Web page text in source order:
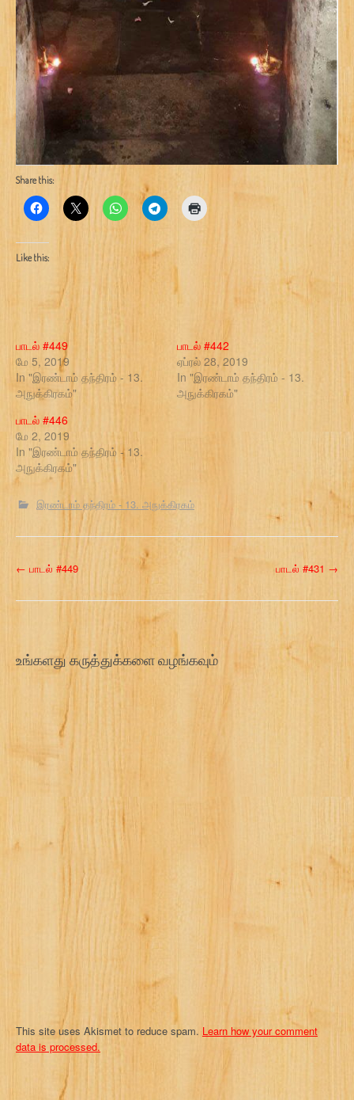
Share this:
Like this:
பாடல் #449
மே 5, 2019
In "இரண்டாம் தந்திரம் - 13.
அநுக்கிரகம்"
பாடல் #442
ஏப்ரல் 28, 2019
In "இரண்டாம் தந்திரம் - 13.
அநுக்கிரகம்"
பாடல் #446
மே 2, 2019
In "இரண்டாம் தந்திரம் - 13.
அநுக்கிரகம்"
இரண்டாம் தந்திரம் - 13. அநுக்கிரகம்
P
o
t
v
t
← பாடல் #449 பாடல் #431 →
உங்களது கருத்துக்களை வழங்கவும்
This site uses Akismet to reduce spam. Learn how your comment
data is processed.